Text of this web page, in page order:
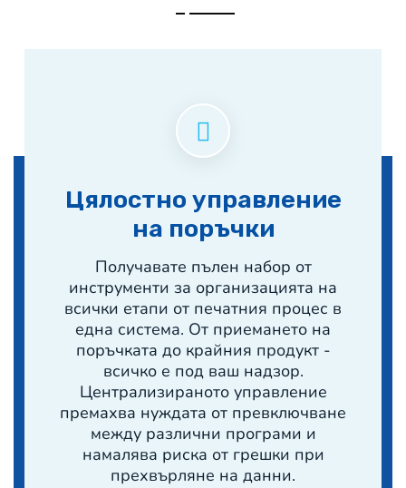
Цялостно управление
на поръчки
Получавате пълен набор от
инструменти за организацията на
всички етапи от печатния процес в
една система. От приемането на
поръчката до крайния продукт -
всичко е под ваш надзор.
Централизираното управление
премахва нуждата от превключване
между различни програми и
намалява риска от грешки при
прехвърляне на данни.